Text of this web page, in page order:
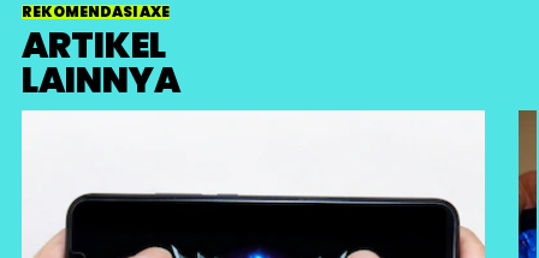
REKOMENDASI AXE
ARTIKEL
LAINNYA